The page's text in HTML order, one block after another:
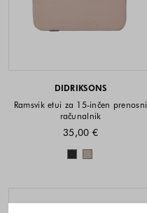
DIDRIKSONS
Ramsvik etui za 15-inčen prenosni
računalnik
35,00 €
Barve na voljo